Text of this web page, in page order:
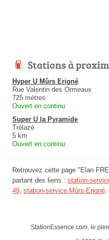
Stations à
Hyper U Mûrs Erigné
Rue Valentin des Ormeaux
725 mètres
Ouvert en continu
Super U la Pyramide
Trélazé
5 km
Ouvert en continu
Retrouvez cette page "Elan
partant des liens : station-
49 station-service Mûrs-Erigné
StationEssence.com, le